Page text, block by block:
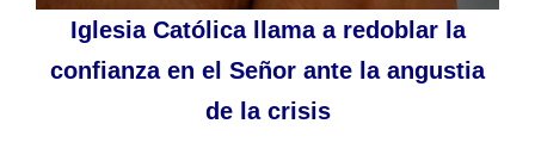
Iglesia Católica llama a redoblar la
confianza en el Señor ante la angustia
de la crisis